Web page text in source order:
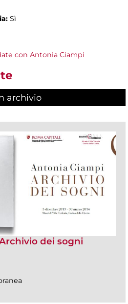
Sì
con Antonia Ciampi
archivio
dei sogni